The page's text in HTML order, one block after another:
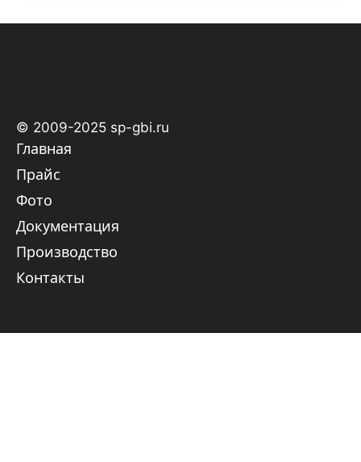
© 2009-2025 sp-gbi.ru
Главная
Прайс
Фото
Документация
Производство
Контакты